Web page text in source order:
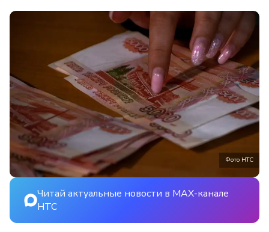
Фото НТС
Читай актуальные новости в MAX-канале
НТС